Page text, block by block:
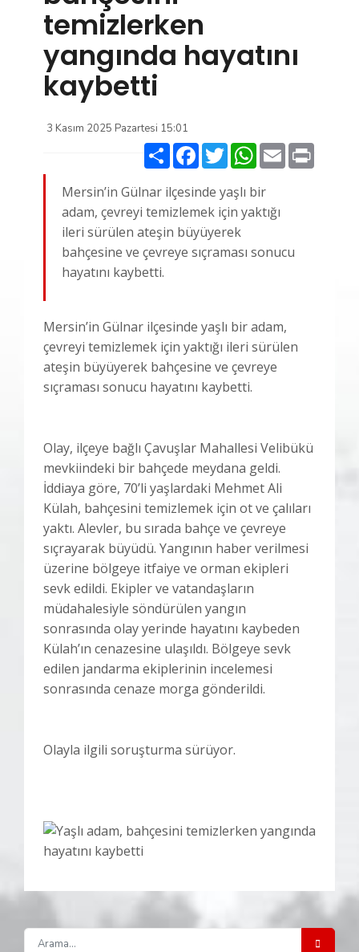
temizlerken
yangında hayatını
kaybetti
3 Kasım 2025 Pazartesi 15:01
Paylaş FacebookTwitter WhatsApp
Email
Mersin’in Gülnar ilçesinde yaşlı bir
adam, çevreyi temizlemek için yaktığı
ileri sürülen ateşin büyüyerek
bahçesine ve çevreye sıçraması sonucu
hayatını kaybetti.
Mersin’in Gülnar ilçesinde yaşlı bir adam,
çevreyi temizlemek için yaktığı ileri sürülen
ateşin büyüyerek bahçesine ve çevreye
sıçraması sonucu hayatını kaybetti.
Olay, ilçeye bağlı Çavuşlar Mahallesi Velibükü
mevkiindeki bir bahçede meydana geldi.
İddiaya göre, 70’li yaşlardaki Mehmet Ali
Külah, bahçesini temizlemek için ot ve çalıları
yaktı. Alevler, bu sırada bahçe ve çevreye
sıçrayarak büyüdü. Yangının haber verilmesi
üzerine bölgeye itfaiye ve orman ekipleri
sevk edildi. Ekipler ve vatandaşların
müdahalesiyle söndürülen yangın
sonrasında olay yerinde hayatını kaybeden
Külah’ın cenazesine ulaşıldı. Bölgeye sevk
edilen jandarma ekiplerinin incelemesi
sonrasında cenaze morga gönderildi.
Olayla ilgili soruşturma sürüyor.